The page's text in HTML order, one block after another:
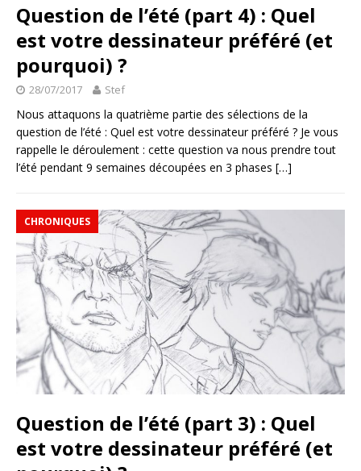
Question de l’été (part 4) : Quel
est votre dessinateur préféré (et
pourquoi) ?
28/07/2017 Stef
Nous attaquons la quatrième partie des sélections de la
question de l’été : Quel est votre dessinateur préféré ? Je vous
rappelle le déroulement : cette question va nous prendre tout
l’été pendant 9 semaines découpées en 3 phases […]
CHRONIQUES
Question de l’été (part 3) : Quel
est votre dessinateur préféré (et